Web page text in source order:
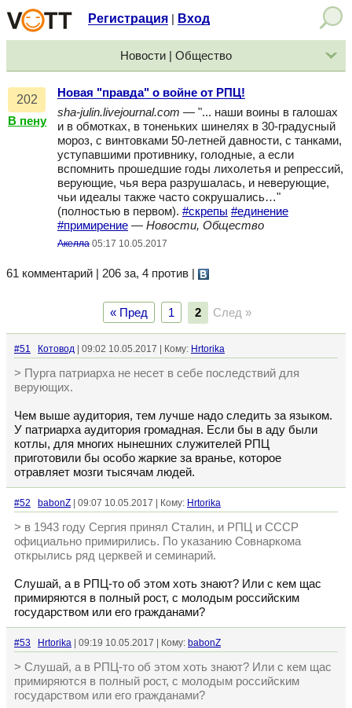
Регистрация Вход
Новости | Общество
202
В пену
Новая "правда" о войне от РПЦ!
sha-julin.livejournal.com — "... наши воины в галошах
и в обмотках, в тоненьких шинелях в 30-градусный
мороз, с винтовками 50-летней давности, с танками,
уступавшими противнику, голодные, а если
вспомнить прошедшие годы лихолетья и репрессий,
верующие, чья вера разрушалась, и неверующие,
чьи идеалы также часто сокрушались…"
(полностью в первом). #скрепы #единение
#примирение — Новости, Общество
Акелла 05:17 10.05.2017
61 комментарий | 206 за, 4 против
« Пред 1 2 След »
#51 Котовод | 09:02 10.05.2017 | Кому: Hrtorika
> Пурга патриарха не несет в себе последствий для
верующих.
Чем выше аудитория, тем лучше надо следить за языком.
У патриарха аудитория громадная. Если бы в аду были
котлы, для многих нынешних служителей РПЦ
приготовили бы особо жаркие за вранье, которое
отравляет мозги тысячам людей.
#52 babonZ | 09:07 10.05.2017 | Кому: Hrtorika
> в 1943 году Сергия принял Сталин, и РПЦ и СССР
официально примирились. По указанию Совнаркома
открылись ряд церквей и семинарий.
Слушай, а в РПЦ-то об этом хоть знают? Или с кем щас
примиряются в полный рост, с молодым российским
государством или его гражданами?
#53 Hrtorika | 09:19 10.05.2017 | Кому: babonZ
> Слушай, а в РПЦ-то об этом хоть знают? Или с кем щас
примиряются в полный рост, с молодым российским
государством или его гражданами?